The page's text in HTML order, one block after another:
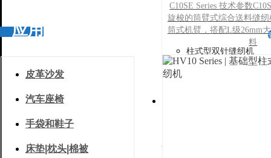
筒式双针缝纫机
柱式型单针缝纫机
柱式型双针缝纫机
C10SE Series 技术参数
旋梭的筒臂式综合送料缝纫
筒式机臂，搭配L级26mm
料
应用
皮革沙发
汽车座椅
手袋和鞋子
床垫|枕头|棉被